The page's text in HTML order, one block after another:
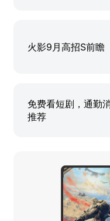
火影9月高招S前瞻
免费看短剧，通勤
推荐